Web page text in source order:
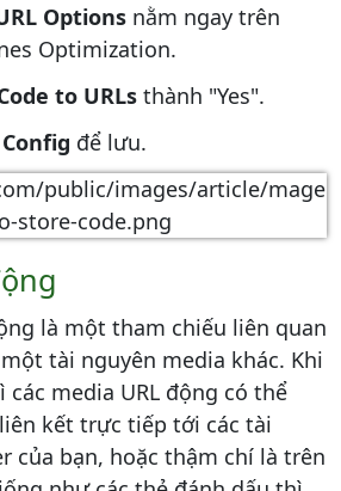
Options nằm ngay trên
Optimization.
to URLs thành "Yes".
để lưu.
là một tham chiếu liên quan
tài nguyên media khác. Khi
media URL động có thể
kết trực tiếp tới các tài
của bạn, hoặc thậm chí là trên